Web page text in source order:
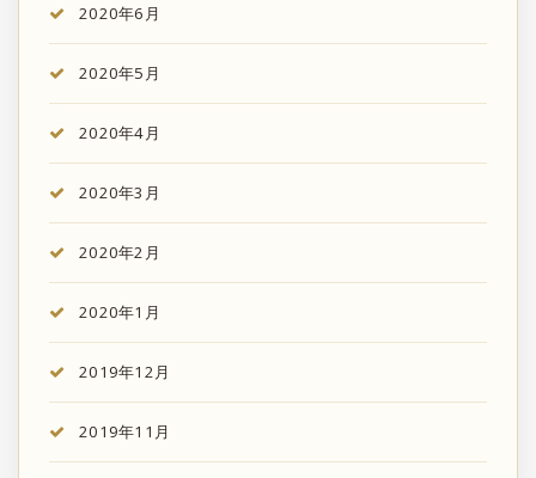
2020年6月
2020年5月
2020年4月
2020年3月
2020年2月
2020年1月
2019年12月
2019年11月